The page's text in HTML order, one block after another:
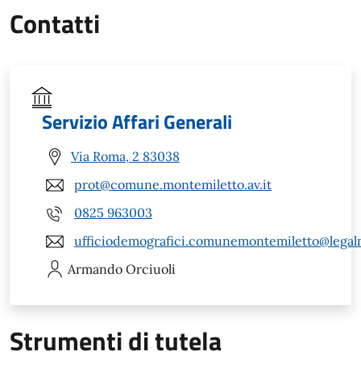
Contatti
Servizio Affari Generali
Via Roma, 2 83038
prot@comune.montemiletto.av.it
0825 963003
Armando Orciuoli
Strumenti di tutela